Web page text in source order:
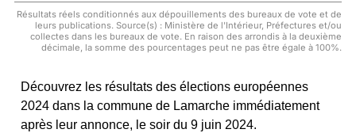
Résultats réels conditionnés aux dépouillements des bureaux de vote et de
leurs publications. Source(s) : Ministère de l'Intérieur, Préfectures et/ou
collectes dans les bureaux de vote. En raison des arrondis à la deuxième
décimale, la somme des pourcentages peut ne pas être égale à 100%.
Découvrez les résultats des élections européennes
2024 dans la commune de Lamarche immédiatement
après leur annonce, le soir du 9 juin 2024.